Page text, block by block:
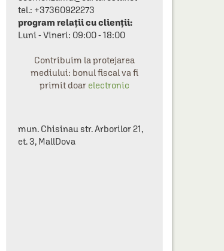
tel.: +37360922273
program relații cu clienții:
Luni - Vineri: 09:00 - 18:00
Contribuim la protejarea
mediului: bonul fiscal va fi
primit doar electronic
mun. Chisinau str. Arborilor 21,
et. 3, MallDova